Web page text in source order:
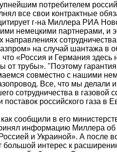
потребителем
все свои контрактные
г-на Миллера РИА
немецкими партнерами, и
направлениях
на случай шантажа в
что «Россия и Германия
от трубы». "Поэтому
совместно с нашими
Все, что мы делали
сотрудничества в газовой
российского газа в
сообщили в его
информацию Миллера об
и Украиной». А после
интерес к